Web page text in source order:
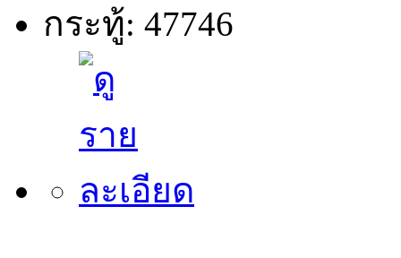
กระทู้: 47746